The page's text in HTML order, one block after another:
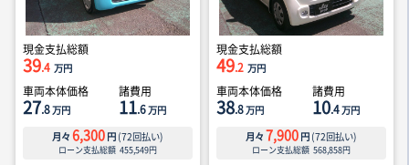
現金支払総額
39.4 万円
車両本体価格
27.8万円
諸費用
11.6万円
月々 6,300 円 (72回払い)
ローン支払総額 455,549円
現金支払総額
49.2 万円
車両本体価格
38.8万円
諸費用
10.4万円
月々 7,900 円 (72回払い)
ローン支払総額 568,858円